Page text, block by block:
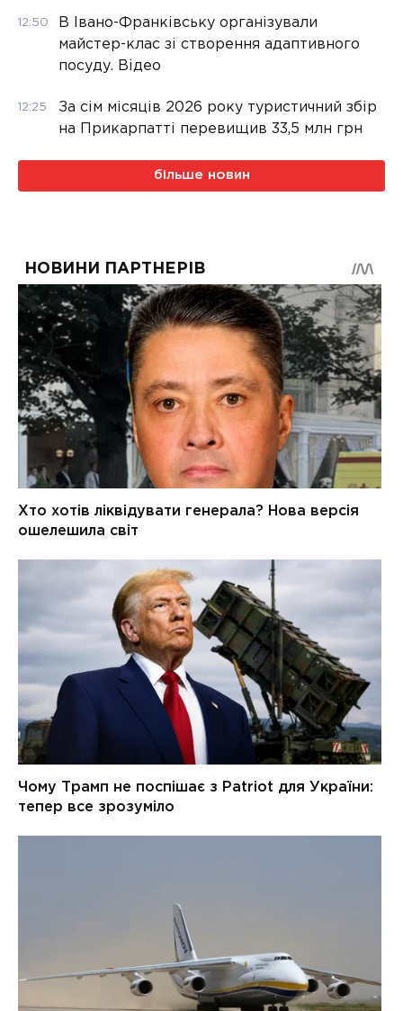
12:50
В Івано-Франківську організували
майстер-клас зі створення адаптивного
посуду. Відео
12:25
За сім місяців 2026 року туристичний збір
на Прикарпатті перевищив 33,5 млн грн
більше новин